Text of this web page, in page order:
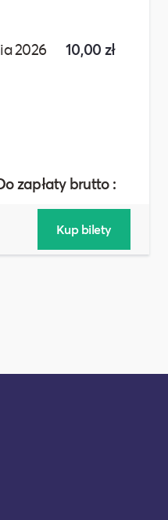
2026 10,00 zł
Do zapłaty brutto :